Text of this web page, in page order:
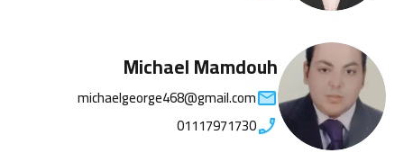
Michael Mamdouh
michaelgeorge468@gmail.com
01117971730